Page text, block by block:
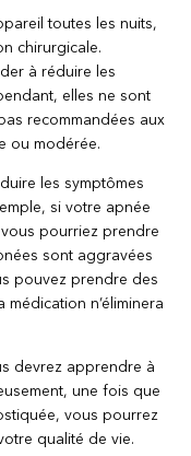
toutes les nuits,
chirurgicale.
à réduire les
elles ne sont
recommandées aux
ou modérée.
les symptômes
si votre apnée
vous pourriez prendre
sont aggravées
pouvez prendre des
médication n’éliminera
devrez apprendre à
une fois que
vous pourrez
qualité de vie.